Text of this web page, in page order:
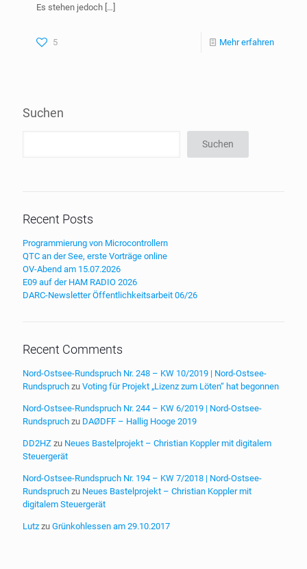
Es stehen jedoch […]
5 Mehr erfahren
Suchen
Suchen
Recent Posts
Programmierung von Microcontrollern
QTC an der See, erste Vorträge online
OV-Abend am 15.07.2026
E09 auf der HAM RADIO 2026
DARC-Newsletter Öffentlichkeitsarbeit 06/26
Recent Comments
Nord-Ostsee-Rundspruch Nr. 248 – KW 10/2019 | Nord-Ostsee-
Rundspruch zu Voting für Projekt „Lizenz zum Löten“ hat begonnen
Nord-Ostsee-Rundspruch Nr. 244 – KW 6/2019 | Nord-Ostsee-
Rundspruch zu DAØDFF – Hallig Hooge 2019
DD2HZ zu Neues Bastelprojekt – Christian Koppler mit digitalem
Steuergerät
Nord-Ostsee-Rundspruch Nr. 194 – KW 7/2018 | Nord-Ostsee-
Rundspruch zu Neues Bastelprojekt – Christian Koppler mit
digitalem Steuergerät
Lutz zu Grünkohlessen am 29.10.2017